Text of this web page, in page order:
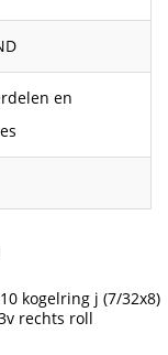
en
kogelring j (7/32x8)
rechts roll